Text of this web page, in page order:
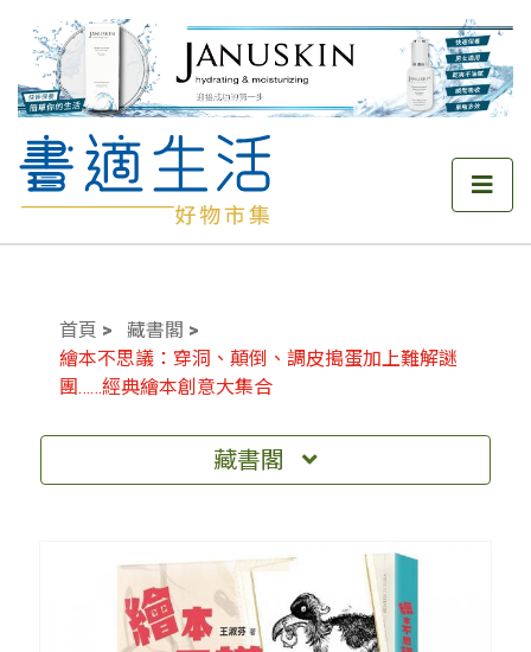
首頁
藏書閣
繪本不思議：穿洞、顛倒、調皮搗蛋加上難解謎
團……經典繪本創意大集合
藏書閣